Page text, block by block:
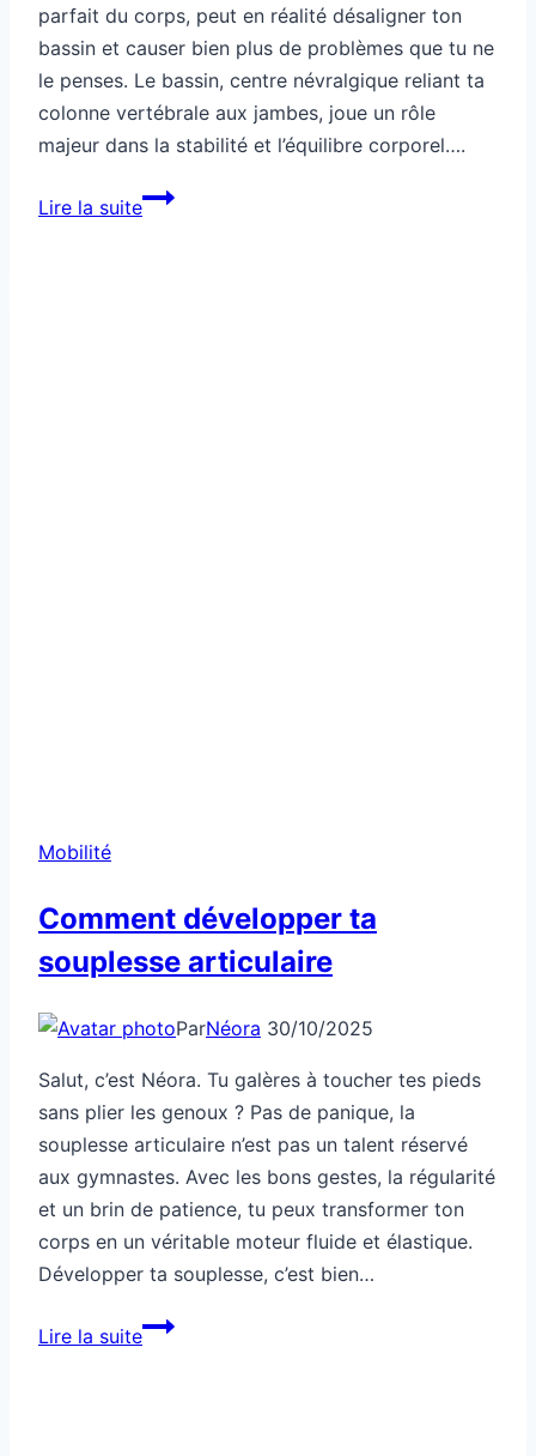
parfait du corps, peut en réalité désaligner ton
bassin et causer bien plus de problèmes que tu ne
le penses. Le bassin, centre névralgique reliant ta
colonne vertébrale aux jambes, joue un rôle
majeur dans la stabilité et l’équilibre corporel….
Lire la suiteCette
Mobilité
Comment développer ta
souplesse articulaire
ParNéora 30/10/2025
Salut, c’est Néora. Tu galères à toucher tes pieds
sans plier les genoux ? Pas de panique, la
souplesse articulaire n’est pas un talent réservé
aux gymnastes. Avec les bons gestes, la régularité
et un brin de patience, tu peux transformer ton
corps en un véritable moteur fluide et élastique.
Développer ta souplesse, c’est bien…
Lire la suiteComment